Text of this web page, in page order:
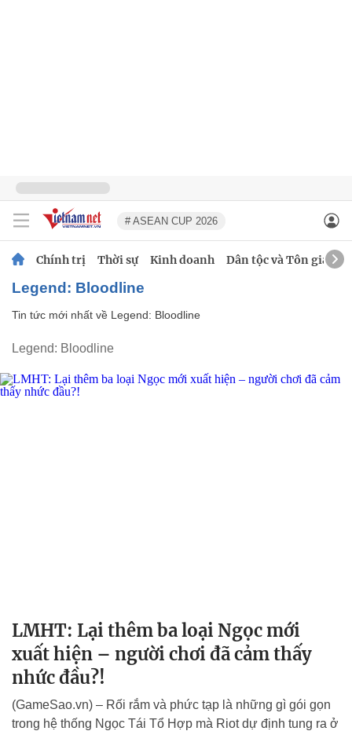
# ASEAN CUP 2026
Chính trị Thời sự Kinh doanh Dân tộc và Tôn giáo
Legend: Bloodline
Tin tức mới nhất về Legend: Bloodline
Legend: Bloodline
LMHT: Lại thêm ba loại Ngọc mới
xuất hiện – người chơi đã cảm thấy
nhức đầu?!
(GameSao.vn) – Rối rắm và phức tạp là những gì gói gọn
trong hệ thống Ngọc Tái Tổ Hợp mà Riot dự định tung ra ở